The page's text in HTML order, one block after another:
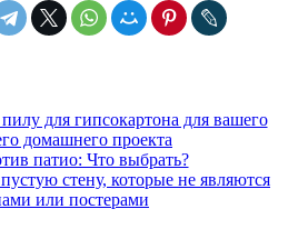
для гипсокартона для вашего
домашнего проекта
патио: Что выбрать?
стену, которые не являются
или постерами